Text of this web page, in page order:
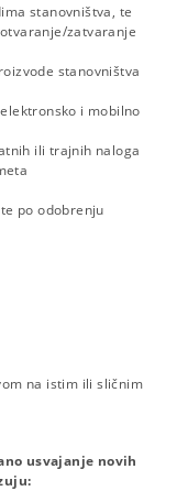
stanovništva, te
zatvaranje
stanovništva
i mobilno
ili trajnih naloga
po odobrenju
na istim ili sličnim
usvajanje novih